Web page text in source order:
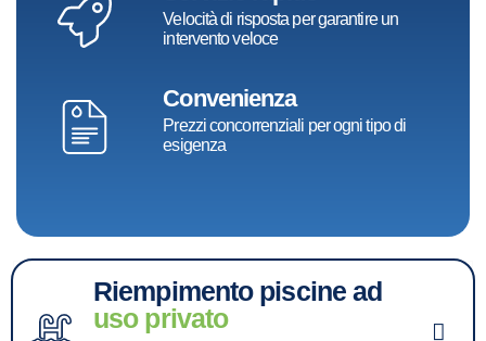
Velocità di risposta per garantire un
intervento veloce
Convenienza
Prezzi concorrenziali per ogni tipo di
esigenza
Riempimento piscine ad
uso privato